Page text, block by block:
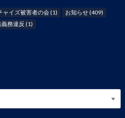
ャイズ被害者の会(1) お知らせ(409)
務違反 (1)